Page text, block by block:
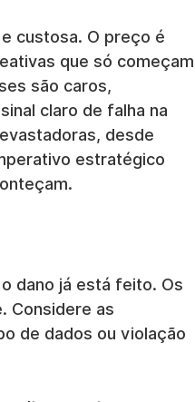
custosa. O preço é
que só começam
são caros,
claro de falha na
desde
estratégico
dano já está feito. Os
Considere as
de dados ou violação